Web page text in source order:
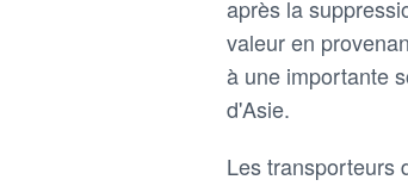
après la
valeur en
à une importante
d'Asie.
Les transporteurs